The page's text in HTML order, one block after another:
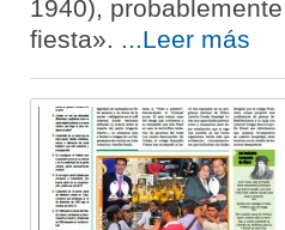
1940),
fiesta». ...Leer más